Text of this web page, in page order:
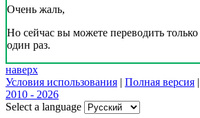
Очень жаль,
Но сейчас вы можете переводить только
один раз.
наверх
Условия использования | Полная версия |
2010 - 2026
Select a language